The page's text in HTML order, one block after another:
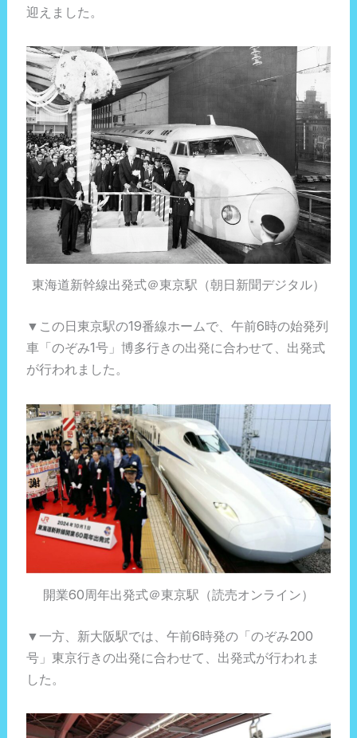
迎えました。
東海道新幹線出発式＠東京駅（朝日新聞デジタル）
▼この日東京駅の19番線ホームで、午前6時の始発列
車「のぞみ1号」博多行きの出発に合わせて、出発式
が行われました。
開業60周年出発式＠東京駅（読売オンライン）
▼一方、新大阪駅では、午前6時発の「のぞみ200
号」東京行きの出発に合わせて、出発式が行われま
した。